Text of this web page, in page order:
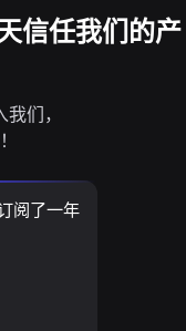
信任我们的产
们，
阅了一年